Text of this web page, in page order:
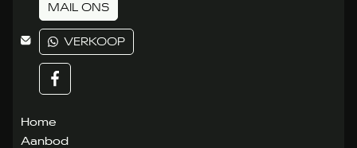
MAIL ONS
VERKOOP
Home
Aanbod